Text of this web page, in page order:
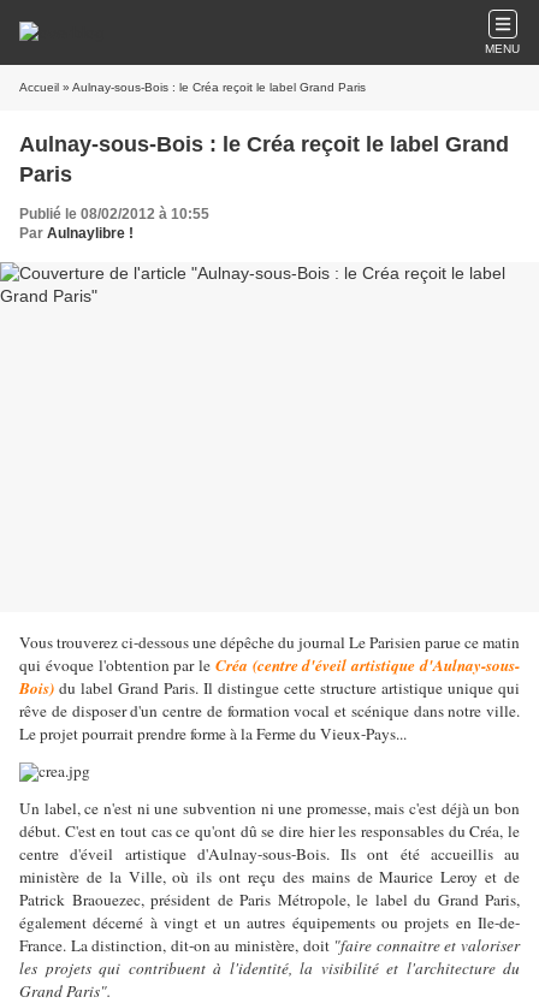
MENU
Accueil » Aulnay-sous-Bois : le Créa reçoit le label Grand Paris
Aulnay-sous-Bois : le Créa reçoit le label Grand
Paris
Publié le 08/02/2012 à 10:55
Par Aulnaylibre !
Vous trouverez ci-dessous une dépêche du journal Le Parisien parue ce matin
qui évoque l'obtention par le Créa (centre d'éveil artistique d'Aulnay-sous-
Bois) du label Grand Paris. Il distingue cette structure artistique unique qui
rêve de disposer d'un centre de formation vocal et scénique dans notre ville.
Le projet pourrait prendre forme à la Ferme du Vieux-Pays...
Un label, ce n'est ni une subvention ni une promesse, mais c'est déjà un bon
début. C'est en tout cas ce qu'ont dû se dire hier les responsables du Créa, le
centre d'éveil artistique d'Aulnay-sous-Bois. Ils ont été accueillis au
ministère de la Ville, où ils ont reçu des mains de Maurice Leroy et de
Patrick Braouezec, président de Paris Métropole, le label du Grand Paris,
également décerné à vingt et un autres équipements ou projets en Ile-de-
France. La distinction, dit-on au ministère, doit "faire connaitre et valoriser
les projets qui contribuent à l'identité, la visibilité et l'architecture du
Grand Paris".